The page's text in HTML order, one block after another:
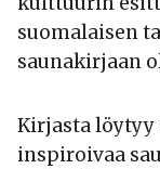
suomalaisen
saunakirjaan
Kirjasta
inspiroivaa